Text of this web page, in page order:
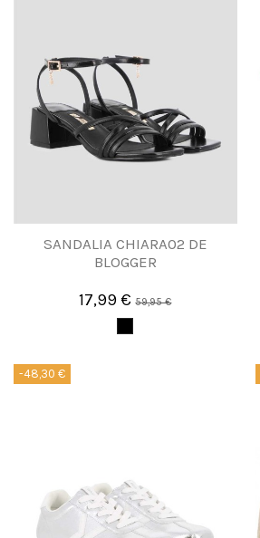
SANDALIA CHIARA02 DE
BLOGGER
17,99 €59,95 €
-48,30 €